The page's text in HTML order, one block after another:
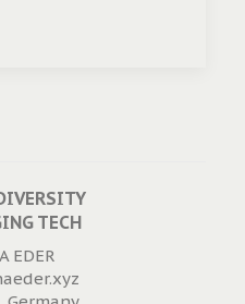
TECH
EDER